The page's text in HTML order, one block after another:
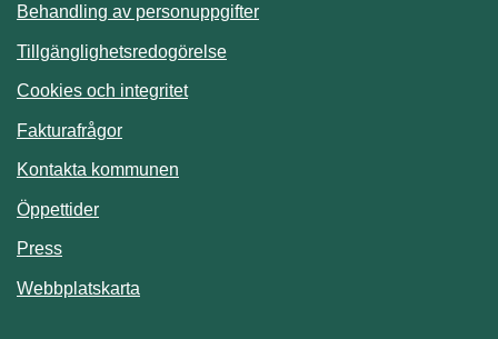
Behandling av personuppgifter
Tillgänglighetsredogörelse
Cookies och integritet
Fakturafrågor
Kontakta kommunen
Öppettider
Press
Webbplatskarta